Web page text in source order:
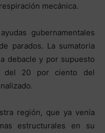
mecánica.
gubernamentales
parados. La sumatoria
debacle y por supuesto
del 20 por ciento del
región, que ya venía
estructurales en su